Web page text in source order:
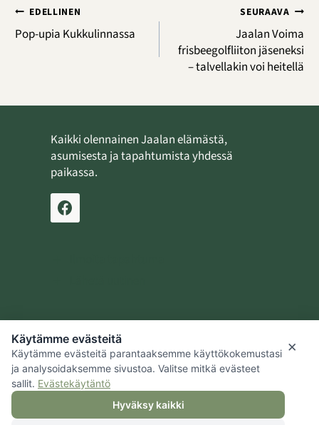
Artikkelien
selaus
EDELLINEN
Pop-upia Kukkulinnassa
SEURAAVA
Jaalan Voima
frisbeegolfliiton jäseneksi
– talvellakin voi heitellä
Kaikki olennainen Jaalan elämästä,
asumisesta ja tapahtumista yhdessä
paikassa.
Jaalan kotiseutusäätiö
Kouvolan kaupunki
×
Käytämme evästeitä
Käytämme evästeitä parantaaksemme käyttökokemustasi
ja analysoidaksemme sivustoa. Valitse mitkä evästeet
sallit. Evästekäytäntö
Hyväksy kaikki